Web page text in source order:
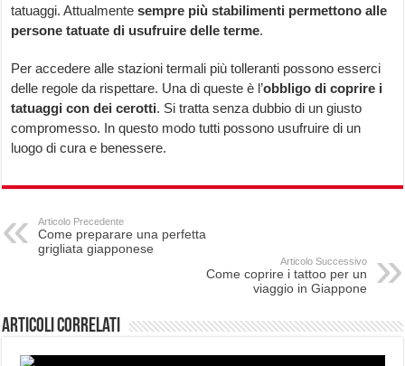
tatuaggi. Attualmentesempre più stabilimenti permettono alle
persone tatuate di usufruire delle terme.
Per accedere alle stazioni termali più tolleranti possono esserci
delle regole da rispettare. Una di queste è l’obbligo di coprire i
tatuaggi con dei cerotti. Si tratta senza dubbio di un giusto
compromesso. In questo modo tutti possono usufruire di un
luogo di cura e benessere.
Articolo Precedente
Come preparare una perfetta
grigliata giapponese
Articolo Successivo
Come coprire i tattoo per un
viaggio in Giappone
Articoli correlati